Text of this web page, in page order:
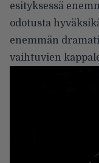
esityksessä
odotusta
enemmän
vaihtuvien